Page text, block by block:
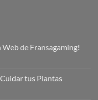
Web de Fransagaming!
tus Plantas